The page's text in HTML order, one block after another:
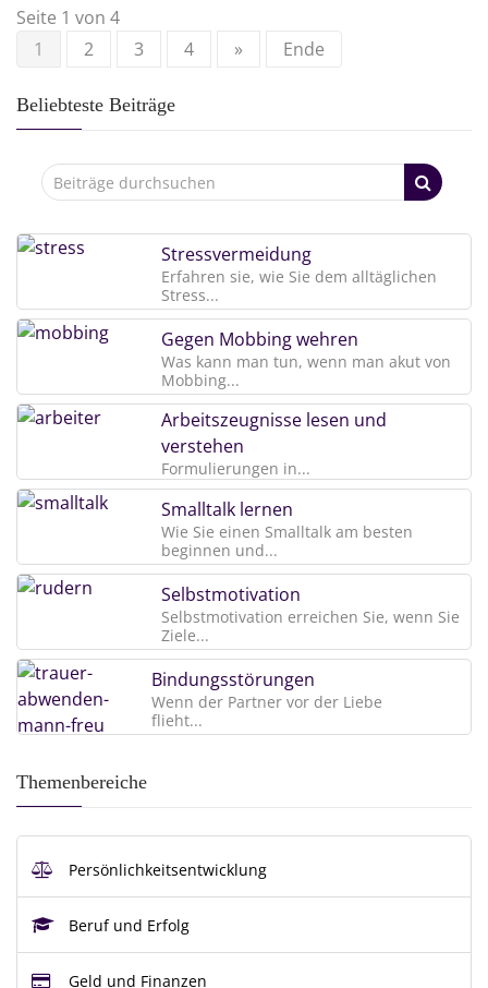
Seite 1 von 4
1
2 3 4 » Ende
Beliebteste Beiträge
Stressvermeidung
Erfahren sie, wie Sie dem alltäglichen
Stress...
Gegen Mobbing wehren
Was kann man tun, wenn man akut von
Mobbing...
Arbeitszeugnisse lesen und
verstehen
Formulierungen in...
Smalltalk lernen
Wie Sie einen Smalltalk am besten
beginnen und...
Selbstmotivation
Selbstmotivation erreichen Sie, wenn Sie
Ziele...
Bindungsstörungen
Wenn der Partner vor der Liebe
flieht...
Themenbereiche
Persönlichkeitsentwicklung
Beruf und Erfolg
Geld und Finanzen